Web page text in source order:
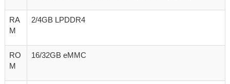
RA
M
2/4GB LPDDR4
RO
M
16/32GB eMMC